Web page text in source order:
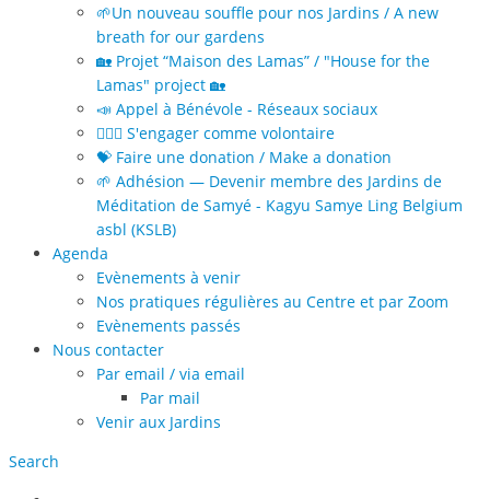
🌱Un nouveau souffle pour nos Jardins / A new
breath for our gardens
🏡 Projet “Maison des Lamas” / "House for the
Lamas" project 🏡
📣 Appel à Bénévole - Réseaux sociaux
🙋🏻‍♀️ S'engager comme volontaire
💝 Faire une donation / Make a donation
🌱 Adhésion — Devenir membre des Jardins de
Méditation de Samyé - Kagyu Samye Ling Belgium
asbl (KSLB)
Agenda
Evènements à venir
Nos pratiques régulières au Centre et par Zoom
Evènements passés
Nous contacter
Par email / via email
Par mail
Venir aux Jardins
Search